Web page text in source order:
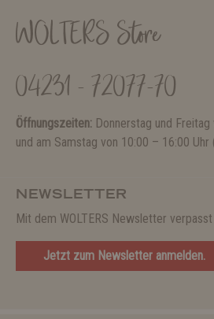
WOLTERS Store
04231 - 72077-70
Öffnungszeiten: Donnerstag und
und am Samstag von 10:00 – 16:00 Uhr
NEWSLETTER
Mit dem WOLTERS Newsletter
Jetzt zum Newsletter anmelden.